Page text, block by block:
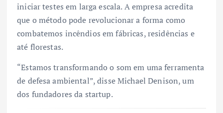
iniciar testes em larga escala. A empresa acredita
que o método pode revolucionar a forma como
combatemos incêndios em fábricas, residências e
até florestas.
“Estamos transformando o som em uma ferramenta
de defesa ambiental”, disse Michael Denison, um
dos fundadores da startup.